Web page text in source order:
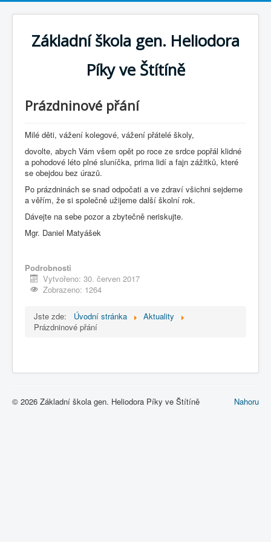
Základní škola gen. Heliodora
Píky ve Štítíně
Prázdninové přání
Milé děti, vážení kolegové, vážení přátelé školy,
dovolte, abych Vám všem opět po roce ze srdce popřál klidné
a pohodové léto plné sluníčka, prima lidí a fajn zážitků, které
se obejdou bez úrazů.
Po prázdninách se snad odpočati a ve zdraví všichni sejdeme
a věřím, že si společně užijeme další školní rok.
Dávejte na sebe pozor a zbytečně neriskujte.
Mgr. Daniel Matyášek
Podrobnosti
Vytvořeno: 30. červen 2017
Zobrazeno: 1264
Jste zde: Úvodní stránka
Aktuality
Prázdninové přání
Nahoru
© 2026 Základní škola gen. Heliodora Píky ve Štítíně